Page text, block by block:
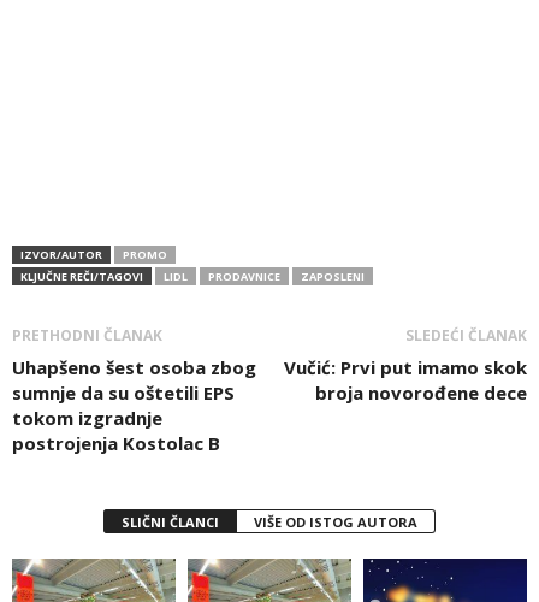
IZVOR/AUTOR
PROMO
KLJUČNE REČI/TAGOVI
LIDL PRODAVNICE ZAPOSLENI
PRETHODNI ČLANAK
Uhapšeno šest osoba zbog
sumnje da su oštetili EPS
tokom izgradnje
postrojenja Kostolac B
SLEDEĆI ČLANAK
Vučić: Prvi put imamo skok
broja novorođene dece
SLIČNI ČLANCI VIŠE OD ISTOG AUTORA